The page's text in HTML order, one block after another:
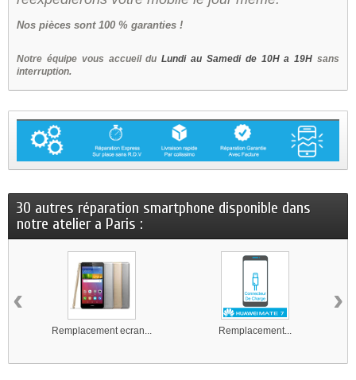
Nos pièces sont 100 % garanties !
Notre équipe vous accueil duLundi au Samedi de 10H a 19H sans
interruption.
30 autres réparation smartphone disponible dans
notre atelier a Paris :
Remplacement ecran... Remplacement...
‹ ›